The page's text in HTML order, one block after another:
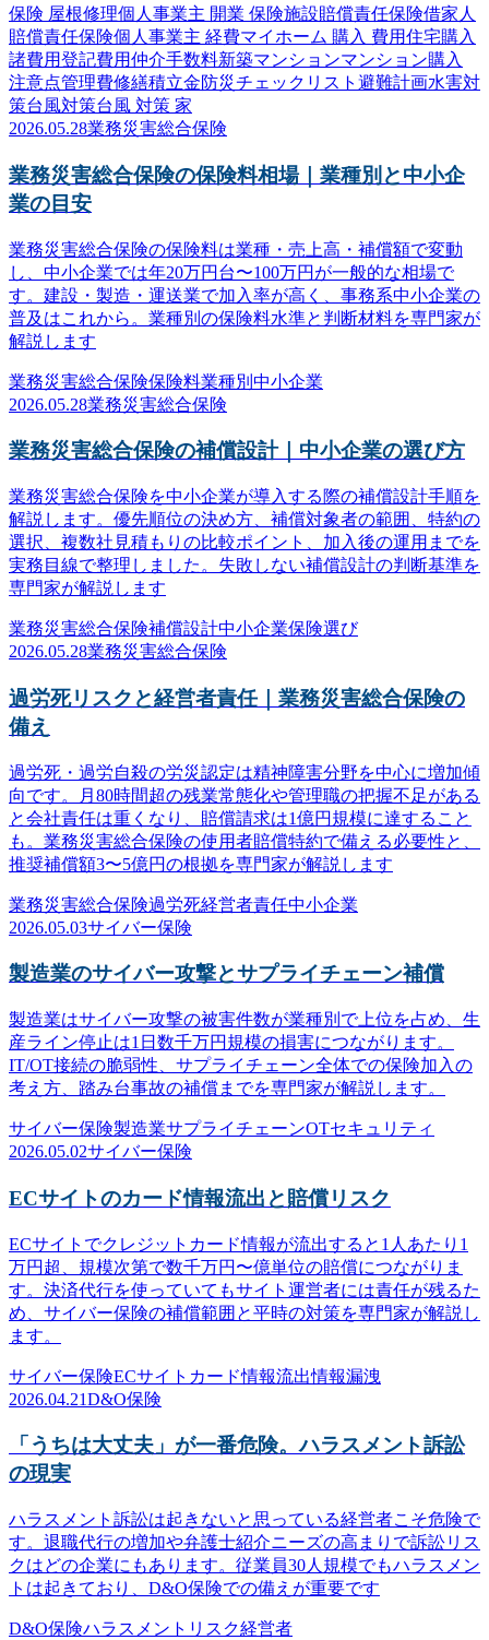
保険 屋根修理個人事業主 開業 保険施設賠償責任保険借家人
賠償責任保険個人事業主 経費マイホーム 購入 費用住宅購入
諸費用登記費用仲介手数料新築マンションマンション購入
注意点管理費修繕積立金防災チェックリスト 避難計画水害対
策台風対策台風 対策 家
2026.05.28業務災害総合保険
業務災害総合保険の保険料相場｜業種別と中小企
業の目安
業務災害総合保険の保険料は業種・売上高・補償額で変動
し、中小企業では年20万円台〜100万円が一般的な相場で
す。建設・製造・運送業で加入率が高く、事務系中小企業の
普及はこれから。業種別の保険料水準と判断材料を専門家が
解説します
業務災害総合保険保険料業種別 中小企業
2026.05.28業務災害総合保険
業務災害総合保険の補償設計｜中小企業の選び方
業務災害総合保険を中小企業が導入する際の補償設計手順を
解説します。優先順位の決め方、補償対象者の範囲、特約の
選択、複数社見積もりの比較ポイント、加入後の運用までを
実務目線で整理しました。失敗しない補償設計の判断基準を
専門家が解説します
業務災害総合保険補償設計中小企業保険選び
2026.05.28業務災害総合保険
過労死リスクと経営者責任｜業務災害総合保険の
備え
過労死・過労自殺の労災認定は精神障害分野を中心に増加傾
向です。月80時間超の残業常態化や管理職の把握不足がある
と会社責任は重くなり、賠償請求は1億円規模に達すること
も。業務災害総合保険の使用者賠償特約で備える必要性と、
推奨補償額3〜5億円の根拠を専門家が解説します
業務災害総合保険過労死経営者責任中小企業
2026.05.03サイバー保険
製造業のサイバー攻撃とサプライチェーン補償
製造業はサイバー攻撃の被害件数が業種別で上位を占め、生
産ライン停止は1日数千万円規模の損害につながります。
IT/OT接続の脆弱性、サプライチェーン全体での保険加入の
考え方、踏み台事故の補償までを専門家が解説します。
サイバー保険製造業サプライチェーンOTセキュリティ
2026.05.02サイバー保険
ECサイトのカード情報流出と賠償リスク
ECサイトでクレジットカード情報が流出すると1人あたり1
万円超、規模次第で数千万円〜億単位の賠償につながりま
す。決済代行を使っていてもサイト運営者には責任が残るた
め、サイバー保険の補償範囲と平時の対策を専門家が解説し
ます。
サイバー保険ECサイト カード情報流出情報漏洩
2026.04.21D&O保険
「うちは大丈夫」が一番危険。ハラスメント訴訟
の現実
ハラスメント訴訟は起きないと思っている経営者こそ危険で
す。退職代行の増加や弁護士紹介ニーズの高まりで訴訟リス
クはどの企業にもあります。従業員30人規模でもハラスメン
トは起きており、D&O保険での備えが重要です
D&O保険ハラスメント リスク経営者